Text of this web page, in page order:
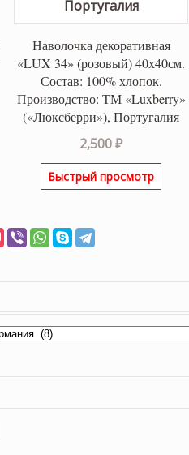
Наволочка декоративная
«LUX 34» (розовый) 40х40см.
Состав: 100% хлопок.
Производство: ТМ «Luxberry»
(«Люксберри»), Португалия
2,500₽
Быстрый просмотр